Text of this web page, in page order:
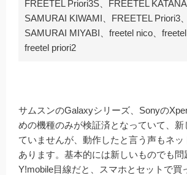
FREETEL Priori3S、FREETEL
SAMURAI KIWAMI、FREETEL Priori3
SAMURAI MIYABI、freetel nico、freetel
freetel priori2
サムスンのGalaxyシリーズ、Sonyの
めの機種のみが検証済となっていて、新
ていませんが、動作したと言う声もネ
あります。基本的には新しいものでも問
Y!mobile目線だと、スマホとセットで買